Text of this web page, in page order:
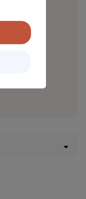
2019